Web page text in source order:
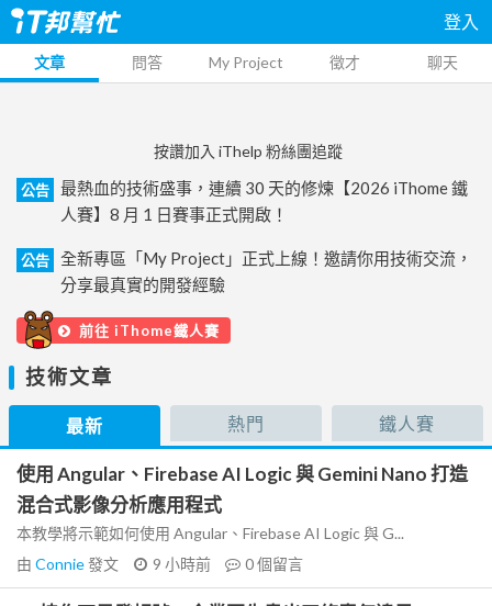
登入
文章 問答 My Project 徵才 聊天
按讚加入 iThelp 粉絲團追蹤
公告
最熱血的技術盛事，連續 30 天的修煉【2026 iThome 鐵
人賽】8 月 1 日賽事正式開啟！
公告
全新專區「My Project」正式上線！邀請你用技術交流，
分享最真實的開發經驗
前往 iThome鐵人賽
技術文章
最新 熱門 鐵人賽
使用 Angular、Firebase AI Logic 與 Gemini Nano 打造
混合式影像分析應用程式
本教學將示範如何使用 Angular、Firebase AI Logic 與 G...
由 Connie發文 9 小時前 0個留言